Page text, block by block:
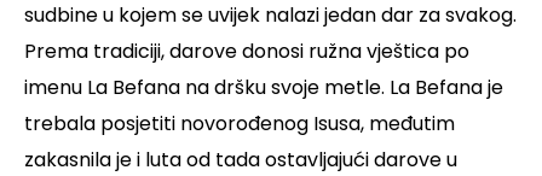
sudbine u kojem se uvijek nalazi jedan dar za svakog.
Prema tradiciji, darove donosi ružna vještica po
imenu La Befana na dršku svoje metle. La Befana je
trebala posjetiti novorođenog Isusa, međutim
zakasnila je i luta od tada ostavljajući darove u